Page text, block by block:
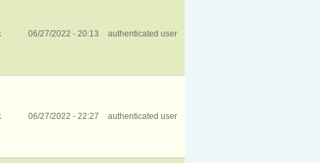
06/27/2022 - 20:13 authenticated user
06/27/2022 - 22:27 authenticated user